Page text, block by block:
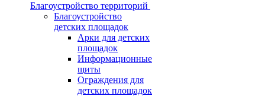
Благоустройство территорий
Благоустройство
детских площадок
Арки для детских
площадок
Информационные
щиты
Ограждения для
детских площадок